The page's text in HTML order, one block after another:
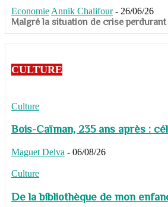
Economie Annik Chalifour - 26/06/26
​​​​​​​Malgré la situation de crise
CULTURE
Culture
Bois-Caïman, 235 ans après :
Maguet Delva - 06/08/26
Culture
De la bibliothèque de mon